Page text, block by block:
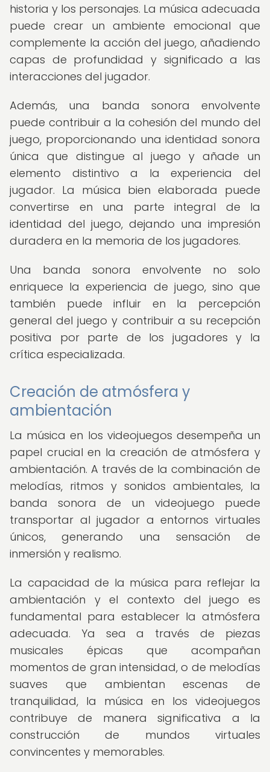
historia y los personajes. La música adecuada
puede crear un ambiente emocional que
complemente la acción del juego, añadiendo
capas de profundidad y significado a las
interacciones del jugador.
Además, una banda sonora envolvente
puede contribuir a la cohesión del mundo del
juego, proporcionando una identidad sonora
única que distingue al juego y añade un
elemento distintivo a la experiencia del
jugador. La música bien elaborada puede
convertirse en una parte integral de la
identidad del juego, dejando una impresión
duradera en la memoria de los jugadores.
Una banda sonora envolvente no solo
enriquece la experiencia de juego, sino que
también puede influir en la percepción
general del juego y contribuir a su recepción
positiva por parte de los jugadores y la
crítica especializada.
Creación de atmósfera y
ambientación
La música en los videojuegos desempeña un
papel crucial en la creación de atmósfera y
ambientación. A través de la combinación de
melodías, ritmos y sonidos ambientales, la
banda sonora de un videojuego puede
transportar al jugador a entornos virtuales
únicos, generando una sensación de
inmersión y realismo.
La capacidad de la música para reflejar la
ambientación y el contexto del juego es
fundamental para establecer la atmósfera
adecuada. Ya sea a través de piezas
musicales épicas que acompañan
momentos de gran intensidad, o de melodías
suaves que ambientan escenas de
tranquilidad, la música en los videojuegos
contribuye de manera significativa a la
construcción de mundos virtuales
convincentes y memorables.